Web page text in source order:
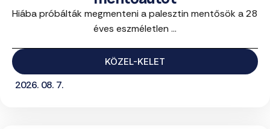
Hiába próbálták megmenteni a palesztin mentősök a 28
éves eszméletlen ...
KÖZEL-KELET
2026. 08. 7.